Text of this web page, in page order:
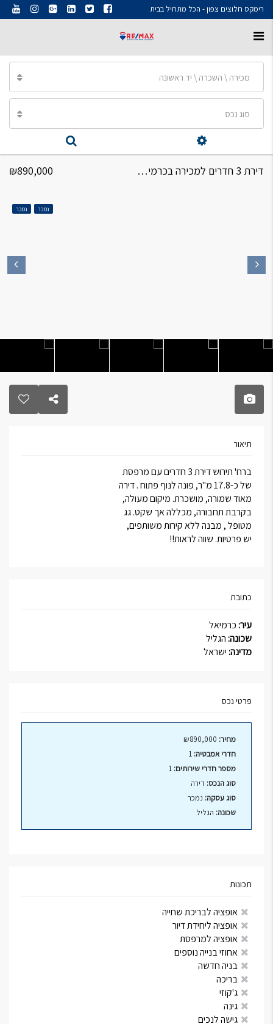
רימקס חלוצים צפון - הכל מתחיל בבית
מכירה \ השכרה \ יד ראשונה
סוג נכס
דירת 3 חדרים למכירה בכרמיאל ברח' תירוש ₪890,000
נמכר נמכר
תיאור
ברח' תירוש דירת 3 חדרים עם מרפסת
של כ-17.8 מ"ר, פונה לנוף פתוח . דירה
מאוד שמורה, מושכרת. מיקום מעולה,
בקרבת תחבורה, מכללה אך שקט. גג
מטופל , מבנה ללא קירות משותפים,
יש פרטיות. שווה לראות!!
כתובת
עיר:כרמיאל
שכונה:הגליל
מדינה:ישראל
פרטי נכס
מחיר:
חדרי אמבטיה:
מספר חדרי שירותים:
סוג הנכס: דירה
סוג עסקה: נמכר
שכונה: הגליל
תכונות
אופציה לבריכת שחייה
אופציה ליחידת דיור
אופציה למרפסת
אחוזי בנייה נוספים
בניה חדשה
בריכה
ג'קוזי
גינה
גישה לנכים